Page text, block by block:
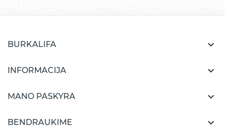
BURKALIFA 
INFORMACIJA 
MANO PASKYRA 
BENDRAUKIME 